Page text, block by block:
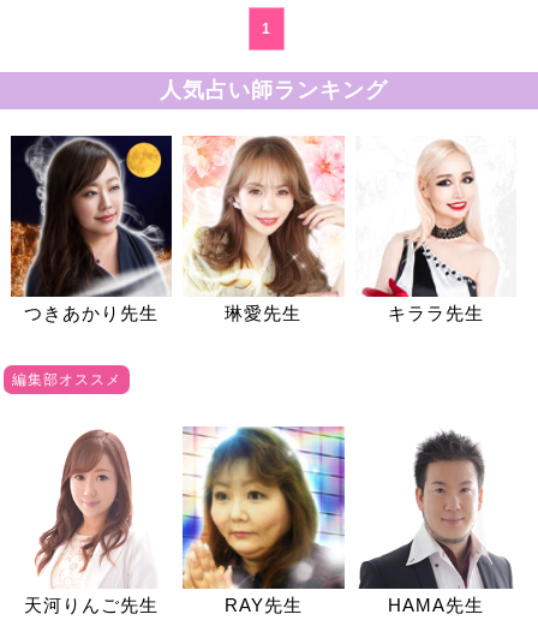
1
人気占い師ランキング
つきあかり先生 琳愛先生 キララ先生
編集部オススメ
天河りんご先生 RAY先生 HAMA先生